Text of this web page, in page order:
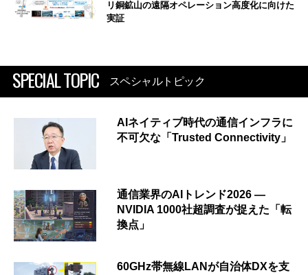
リ銅鉱山の遠隔オペレーション高度化に向けた
実証
SPECIAL TOPIC スペシャルトピック
AIネイティブ時代の通信インフラに
不可欠な「Trusted Connectivity」
通信業界のAIトレンド2026 ―
NVIDIA 1000社超調査が捉えた「転
換点」
60GHz帯無線LANが自治体DXを支